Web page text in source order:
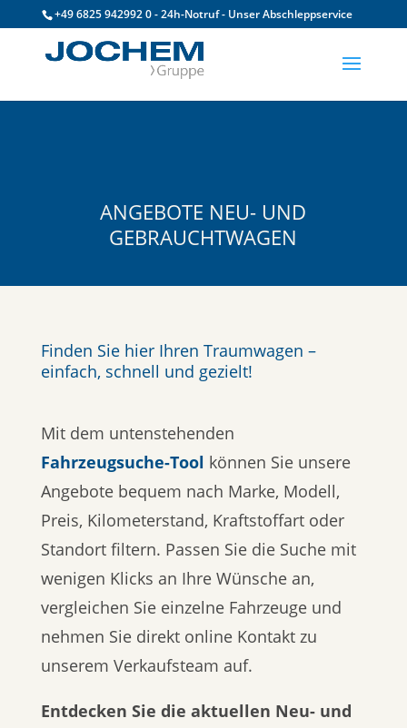
+49 6825 942992 0 - 24h-Notruf - Unser Abschleppservice
ANGEBOTE NEU- UND
GEBRAUCHTWAGEN
Finden Sie hier Ihren Traumwagen –
einfach, schnell und gezielt!
Mit dem untenstehenden
Fahrzeugsuche-Tool können Sie unsere
Angebote bequem nach Marke, Modell,
Preis, Kilometerstand, Kraftstoffart oder
Standort filtern. Passen Sie die Suche mit
wenigen Klicks an Ihre Wünsche an,
vergleichen Sie einzelne Fahrzeuge und
nehmen Sie direkt online Kontakt zu
unserem Verkaufsteam auf.
Entdecken Sie die aktuellen Neu- und